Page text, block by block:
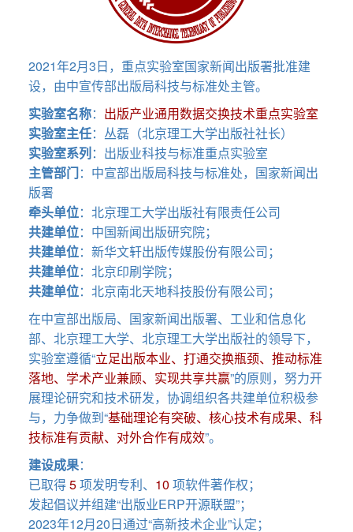
2021年2月3日，重点实验室国家新闻出版署批准建
设，由中宣传部出版局科技与标准处主管。
实验室名称： 出版产业通用数据交换技术重点实验室
实验室主任：丛磊（北京理工大学出版社社长）
实验室系列：出版业科技与标准重点实验室
主管部门：中宣部出版局科技与标准处，国家新闻出
版署
牵头单位：北京理工大学出版社有限责任公司
共建单位：中国新闻出版研究院；
共建单位：新华文轩出版传媒股份有限公司；
共建单位：北京印刷学院；
共建单位：北京南北天地科技股份有限公司；
在中宣部出版局、国家新闻出版署、工业和信息化
部、北京理工大学、北京理工大学出版社的领导下，
实验室遵循“立足出版本业、打通交换瓶颈、推动标准
落地、学术产业兼顾、实现共享共赢”的原则，努力开
展理论研究和技术研发，协调组织各共建单位积极参
与，力争做到“基础理论有突破、核心技术有成果、科
技标准有贡献、对外合作有成效”。
建设成果：
已取得5项发明专利、 10 项软件著作权；
发起倡议并组建“出版业ERP开源联盟”；
2023年12月20日通过“高新技术企业”认定；